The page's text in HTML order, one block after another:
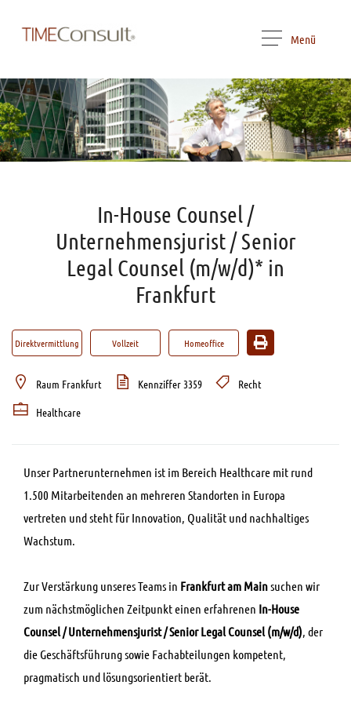
Menü
In-House Counsel /
Unternehmensjurist / Senior
Legal Counsel (m/w/d)* in
Frankfurt
Direktvermittlung Vollzeit Homeoffice
Raum Frankfurt Kennziffer 3359
Recht
Healthcare
Unser Partnerunternehmen ist im Bereich Healthcare mit rund
1.500 Mitarbeitenden an mehreren Standorten in Europa
vertreten und steht für Innovation, Qualität und nachhaltiges
Wachstum.
Zur Verstärkung unseres Teams in Frankfurt am Mainsuchen wir
zum nächstmöglichen Zeitpunkt einen erfahrenen In-House
Counsel / Unternehmensjurist / Senior Legal Counsel (m/w/d), der
die Geschäftsführung sowie Fachabteilungen kompetent,
pragmatisch und lösungsorientiert berät.